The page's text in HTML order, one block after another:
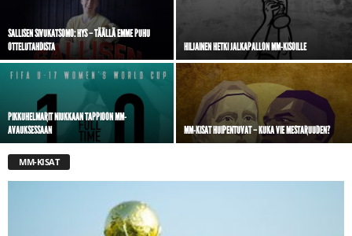
SALLISEN SIVUKATSOMO: HYS – TÄÄLLÄ EMME PUHU
OTTELUTAHDISTA
HILJAINEN HETKI JALKAPALLON MM-KISOILLE
PIKKUHELMARIT NIUKKAAN TAPPIOON MM-
AVAUKSESSAAN
MM-KISAT HUIPENTUVAT – KUKA VIE MESTARUUDEN?
MM-KISAT